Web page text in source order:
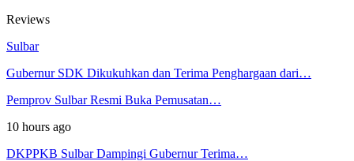
Reviews
Sulbar
Gubernur SDK Dikukuhkan dan Terima Penghargaan dari…
Pemprov Sulbar Resmi Buka Pemusatan…
10 hours ago
DKPPKB Sulbar Dampingi Gubernur Terima…